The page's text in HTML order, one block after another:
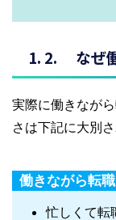
なぜ
実際に働きなが
さは下記に大別さ
働きながら転
忙しくて転